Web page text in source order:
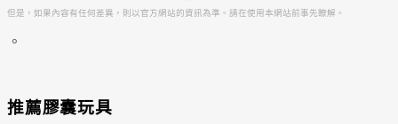
但是，如果內容有任何差異，則以官方網站的資訊為準。請在使用本網站前事先瞭解。
。
推薦膠囊玩具